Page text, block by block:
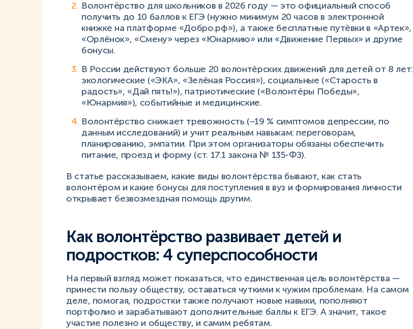
Волонтёрство для школьников в 2026 году — это официальный способ
получить до 10 баллов к ЕГЭ (нужно минимум 20 часов в электронной
книжке на платформе «Добро.рф»), а также бесплатные путёвки в «Артек»,
«Орлёнок», «Смену» через «Юнармию» или «Движение Первых» и другие
бонусы.
В России действуют больше 20 волонтёрских движений для детей от 8 лет:
экологические («ЭКА», «Зелёная Россия»), социальные («Старость в
радость», «Дай пять!»), патриотические («Волонтёры Победы»,
«Юнармия»), событийные и медицинские.
Волонтёрство снижает тревожность (−19 % симптомов депрессии, по
данным исследований) и учит реальным навыкам: переговорам,
планированию, эмпатии. При этом организаторы обязаны обеспечить
питание, проезд и форму (ст. 17.1 закона № 135-ФЗ).
В статье рассказываем, какие виды волонтёрства бывают, как стать
волонтёром и какие бонусы для поступления в вуз и формирования личности
открывает безвозмездная помощь другим.
Как волонтёрство развивает детей и
подростков: 4 суперспособности
На первый взгляд может показаться, что единственная цель волонтёрства —
принести пользу обществу, оставаться чуткими к чужим проблемам. На самом
деле, помогая, подростки также получают новые навыки, пополняют
портфолио и зарабатывают дополнительные баллы к ЕГЭ. А значит, такое
участие полезно и обществу, и самим ребятам.